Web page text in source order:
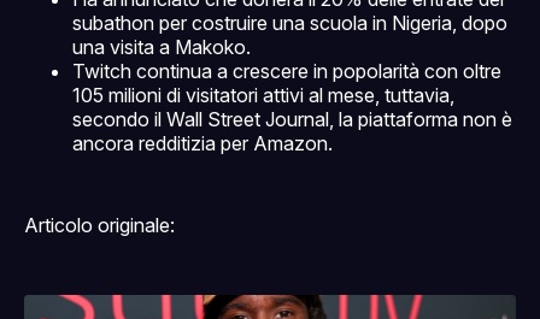
subathon per costruire una scuola in Nigeria, dopo
una visita a Makoko.
Twitch continua a crescere in popolarità con oltre
105 milioni di visitatori attivi al mese, tuttavia,
secondo il Wall Street Journal, la piattaforma non è
ancora redditizia per Amazon.
Articolo originale: